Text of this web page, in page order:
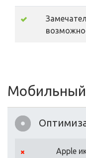
Apple